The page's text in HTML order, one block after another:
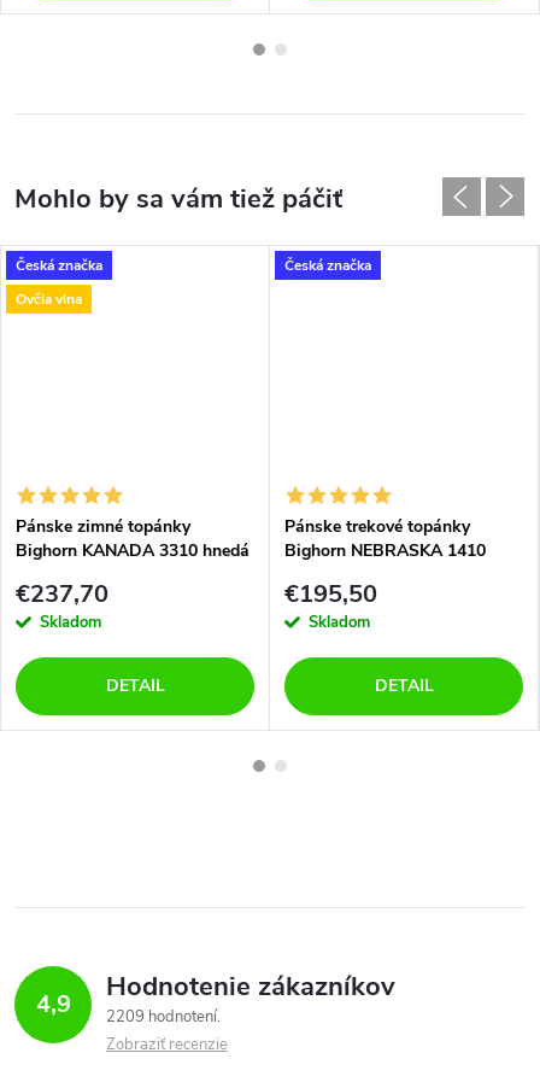
Česká značka
Ovčia vlna
Pánske zimné topánky
Bighorn KANADA 3310 hnedá
€237,70
Skladom
DETAIL
Česká značka
Pánske trekové topánky
Bighorn NEBRASKA 1410
€195,50
Skladom
DETAIL
4,9 Hodnotenie zákazníkov
2209 hodnotení
Zobraziť recenzie